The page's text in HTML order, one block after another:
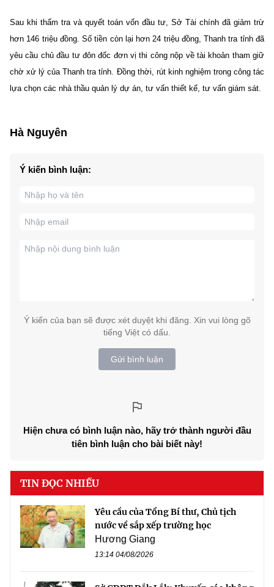
Sau khi thẩm tra và quyết toán vốn đầu tư, Sở Tài chính đã giảm trừ
hơn 146 triệu đồng. Số tiền còn lại hơn 24 triệu đồng, Thanh tra tỉnh đã
yêu cầu chủ đầu tư đôn đốc đơn vị thi công nộp về tài khoản tham giữ
chờ xử lý của Thanh tra tỉnh. Đồng thời, rút kinh nghiệm trong công tác
lựa chọn các nhà thầu quản lý dự án, tư vấn thiết kế, tư vấn giám sát.
Hà Nguyên
Ý kiến bình luận:
Ý kiến của bạn sẽ được xét duyệt khi đăng. Xin vui lòng gõ
tiếng Việt có dấu.
Gửi bình luận
Hiện chưa có bình luận nào, hãy trở thành người đầu
tiên bình luận cho bài biết này!
TIN ĐỌC NHIỀU
Yêu cầu của Tổng Bí thư, Chủ tịch
nước về sắp xếp trường học
Hương Giang
13:14 04/08/2026